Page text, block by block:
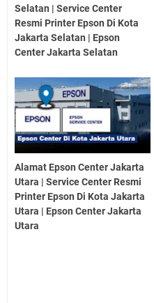
Selatan | Service Center
Resmi Printer Epson Di Kota
Jakarta Selatan | Epson
Center Jakarta Selatan
Alamat Epson Center Jakarta
Utara | Service Center Resmi
Printer Epson Di Kota Jakarta
Utara | Epson Center Jakarta
Utara